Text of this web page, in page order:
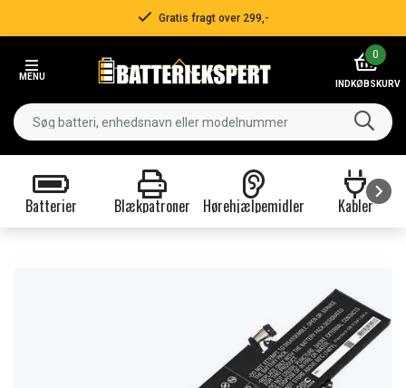
Gratis fragt over 299,-
MENU
0
INDKØBSKURV
Batterier Blækpatroner Hørehjælpemidler Kabler